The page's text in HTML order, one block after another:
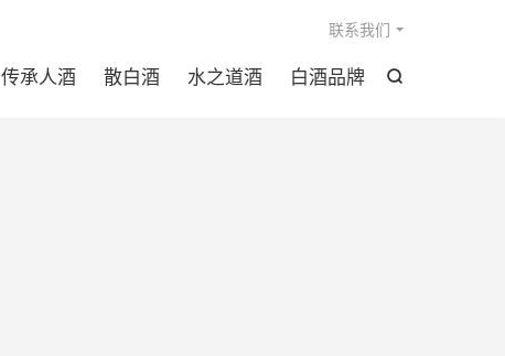

传承人酒 散白酒 水之道酒 白酒品牌
联系我们